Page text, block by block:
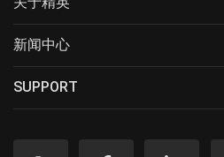
新闻中心
SUPPORT